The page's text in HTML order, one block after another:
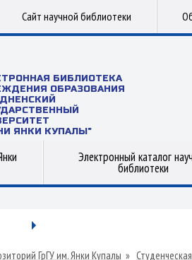
Сайт научной библиотеки
БИБЛИОТЕКА
ОБРАЗОВАНИЯ
ЯНКИ КУПАЛЫ"
Электронный каталог
библиотеки
ГрГУ им. Янки Купалы »